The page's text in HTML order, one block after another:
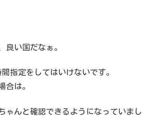
良い国だなぁ。
間指定をしてはいけないです。
合は。
ゃんと確認できるようになっていまし